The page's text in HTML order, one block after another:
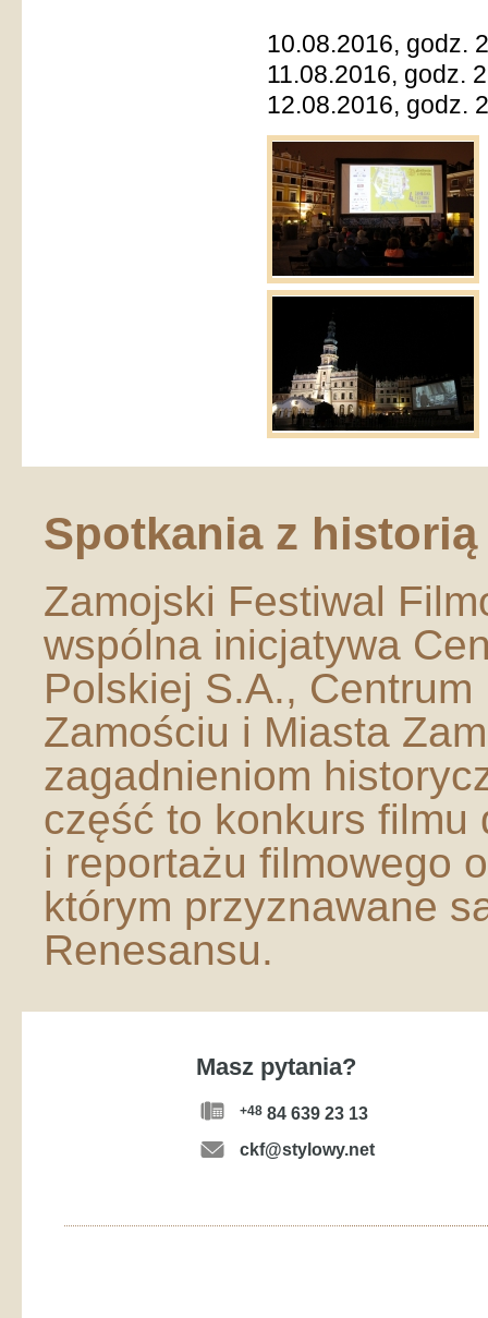
10.08.2016, godz.
11.08.2016, godz.
12.08.2016, godz.
Spotkania z historią
Zamojski Festiwal
wspólna inicjatywa
Polskiej S.A., Centrum
Zamościu i Miasta
zagadnieniom
część to konkurs filmu
i reportażu filmowego
którym przyznawane
Renesansu.
Masz pytania?
+48 84 639 23 13
ckf@stylowy.net